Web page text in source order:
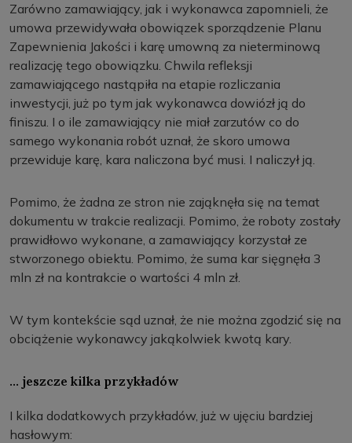
Zarówno zamawiający, jak i wykonawca zapomnieli, że
umowa przewidywała obowiązek sporządzenie Planu
Zapewnienia Jakości i karę umowną za nieterminową
realizację tego obowiązku. Chwila refleksji
zamawiającego nastąpiła na etapie rozliczania
inwestycji, już po tym jak wykonawca dowiózł ją do
finiszu. I o ile zamawiający nie miał zarzutów co do
samego wykonania robót uznał, że skoro umowa
przewiduje karę, kara naliczona być musi. I naliczył ją.
Pomimo, że żadna ze stron nie zająknęła się na temat
dokumentu w trakcie realizacji. Pomimo, że roboty zostały
prawidłowo wykonane, a zamawiający korzystał ze
stworzonego obiektu. Pomimo, że suma kar sięgnęła 3
mln zł na kontrakcie o wartości 4 mln zł.
W tym kontekście sąd uznał, że nie można zgodzić się na
obciążenie wykonawcy jakąkolwiek kwotą kary.
… jeszcze kilka przykładów
I kilka dodatkowych przykładów, już w ujęciu bardziej
hasłowym: